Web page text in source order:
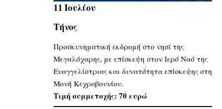
11 Ιουλίου
Τήνος
Προσκυνηματική εκδρομή στο νησί της
Μεγαλόχαρης, με επίσκεψη στον Ιερό Ναό της
Ευαγγελίστριας και δυνατότητα επίσκεψης στη
Μονή Κεχροβουνίου.
Τιμή συμμετοχής: 70 ευρώ